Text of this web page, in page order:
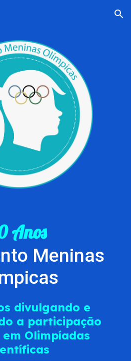
Skip to navigation
Anos
Meninas
divulgando e
a participação
Olimpíadas